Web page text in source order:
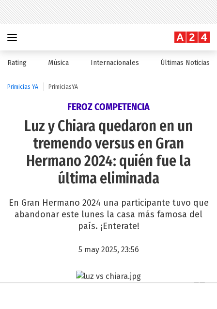
Rating Música Internacionales Últimas Noticias
Primicias YA PrimiciasYA
FEROZ COMPETENCIA
Luz y Chiara quedaron en un
tremendo versus en Gran
Hermano 2024: quién fue la
última eliminada
En Gran Hermano 2024 una participante tuvo que
abandonar este lunes la casa más famosa del
país. ¡Enterate!
5 may 2025, 23:56